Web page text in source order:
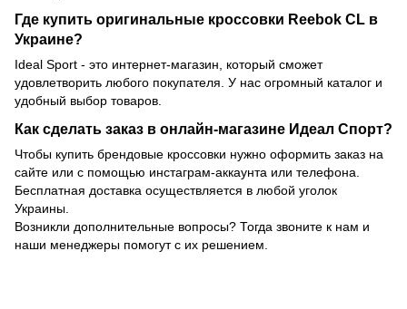
Где купить оригинальные кроссовки Reebok CL в
Украине?
Ideal Sport - это интернет-магазин, который сможет
удовлетворить любого покупателя. У нас огромный каталог и
удобный выбор товаров.
Как сделать заказ в онлайн-магазине Идеал Спорт?
Чтобы купить брендовые кроссовки нужно оформить заказ на
сайте или с помощью инстаграм-аккаунта или телефона.
Бесплатная доставка осуществляется в любой уголок
Украины.
Возникли дополнительные вопросы? Тогда звоните к нам и
наши менеджеры помогут с их решением.